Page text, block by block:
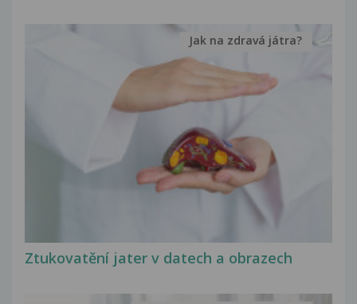
Ztukovatění jater v datech a obrazech
Jak na zdravá játra?